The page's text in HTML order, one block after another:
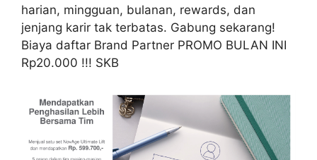
harian, mingguan, bulanan, rewards, dan
jenjang karir tak terbatas. Gabung sekarang!
Biaya daftar Brand Partner PROMO BULAN INI
Rp20.000 !!! SKB